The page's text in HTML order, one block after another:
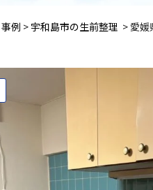
事例 > 宇和島市の生前整理 > 愛媛